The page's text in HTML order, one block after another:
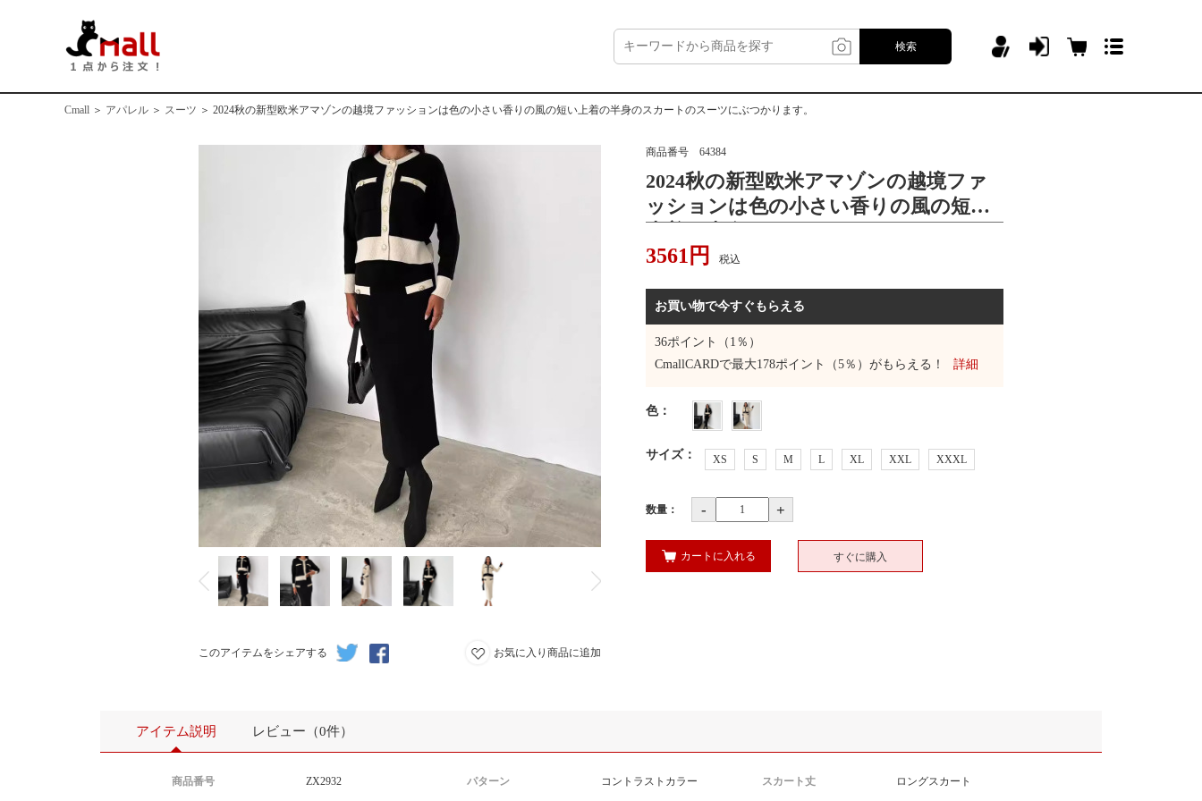
検索
Cmall ＞ アパレル ＞ スーツ ＞ 2024秋の新型欧米アマゾンの越境ファッションは色の小さい香りの風の短い上着の半身のスカートのスーツにぶつかります。
このアイテムをシェアする お気に入り商品に追加
商品番号 64384
2024秋の新型欧米アマゾンの越境ファ
ッションは色の小さい香りの風の短い
かります。
3561 円 税込
お買い物で今すぐもらえる
36ポイント（1％）
CmallCARDで最大178ポイント（5％）がもらえる！ 詳細
色：
サイズ： XS S M L XL XXL XXXL
数量： - +
カートに入れる すぐに購入
アイテム説明 レビュー（0件）
商品番号 ZX2932 パターン コントラストカラー スカート丈 ロングスカート